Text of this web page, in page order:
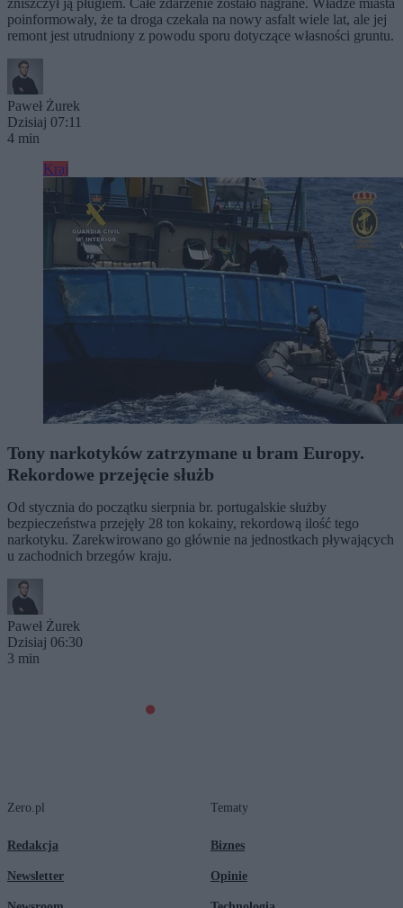
zniszczył ją pługiem. Całe zdarzenie zostało nagrane. Władze miasta
poinformowały, że ta droga czekała na nowy asfalt wiele lat, ale jej
remont jest utrudniony z powodu sporu dotyczące własności gruntu.
Paweł Żurek
Dzisiaj 07:11
4 min
Kraj
Tony narkotyków zatrzymane u bram Europy.
Rekordowe przejęcie służb
Od stycznia do początku sierpnia br. portugalskie służby
bezpieczeństwa przejęły 28 ton kokainy, rekordową ilość tego
narkotyku. Zarekwirowano go głównie na jednostkach pływających
u zachodnich brzegów kraju.
Paweł Żurek
Dzisiaj 06:30
3 min
Zero.pl
Redakcja
Newsletter
Tematy
Biznes
Opinie